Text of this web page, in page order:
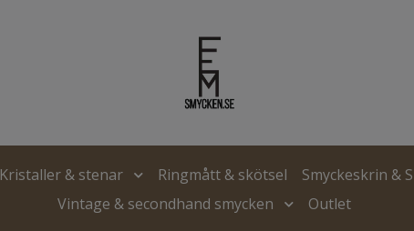
Kristaller & stenar Ringmått & skötsel Smyckeskrin &
Vintage & secondhand smycken
Outlet